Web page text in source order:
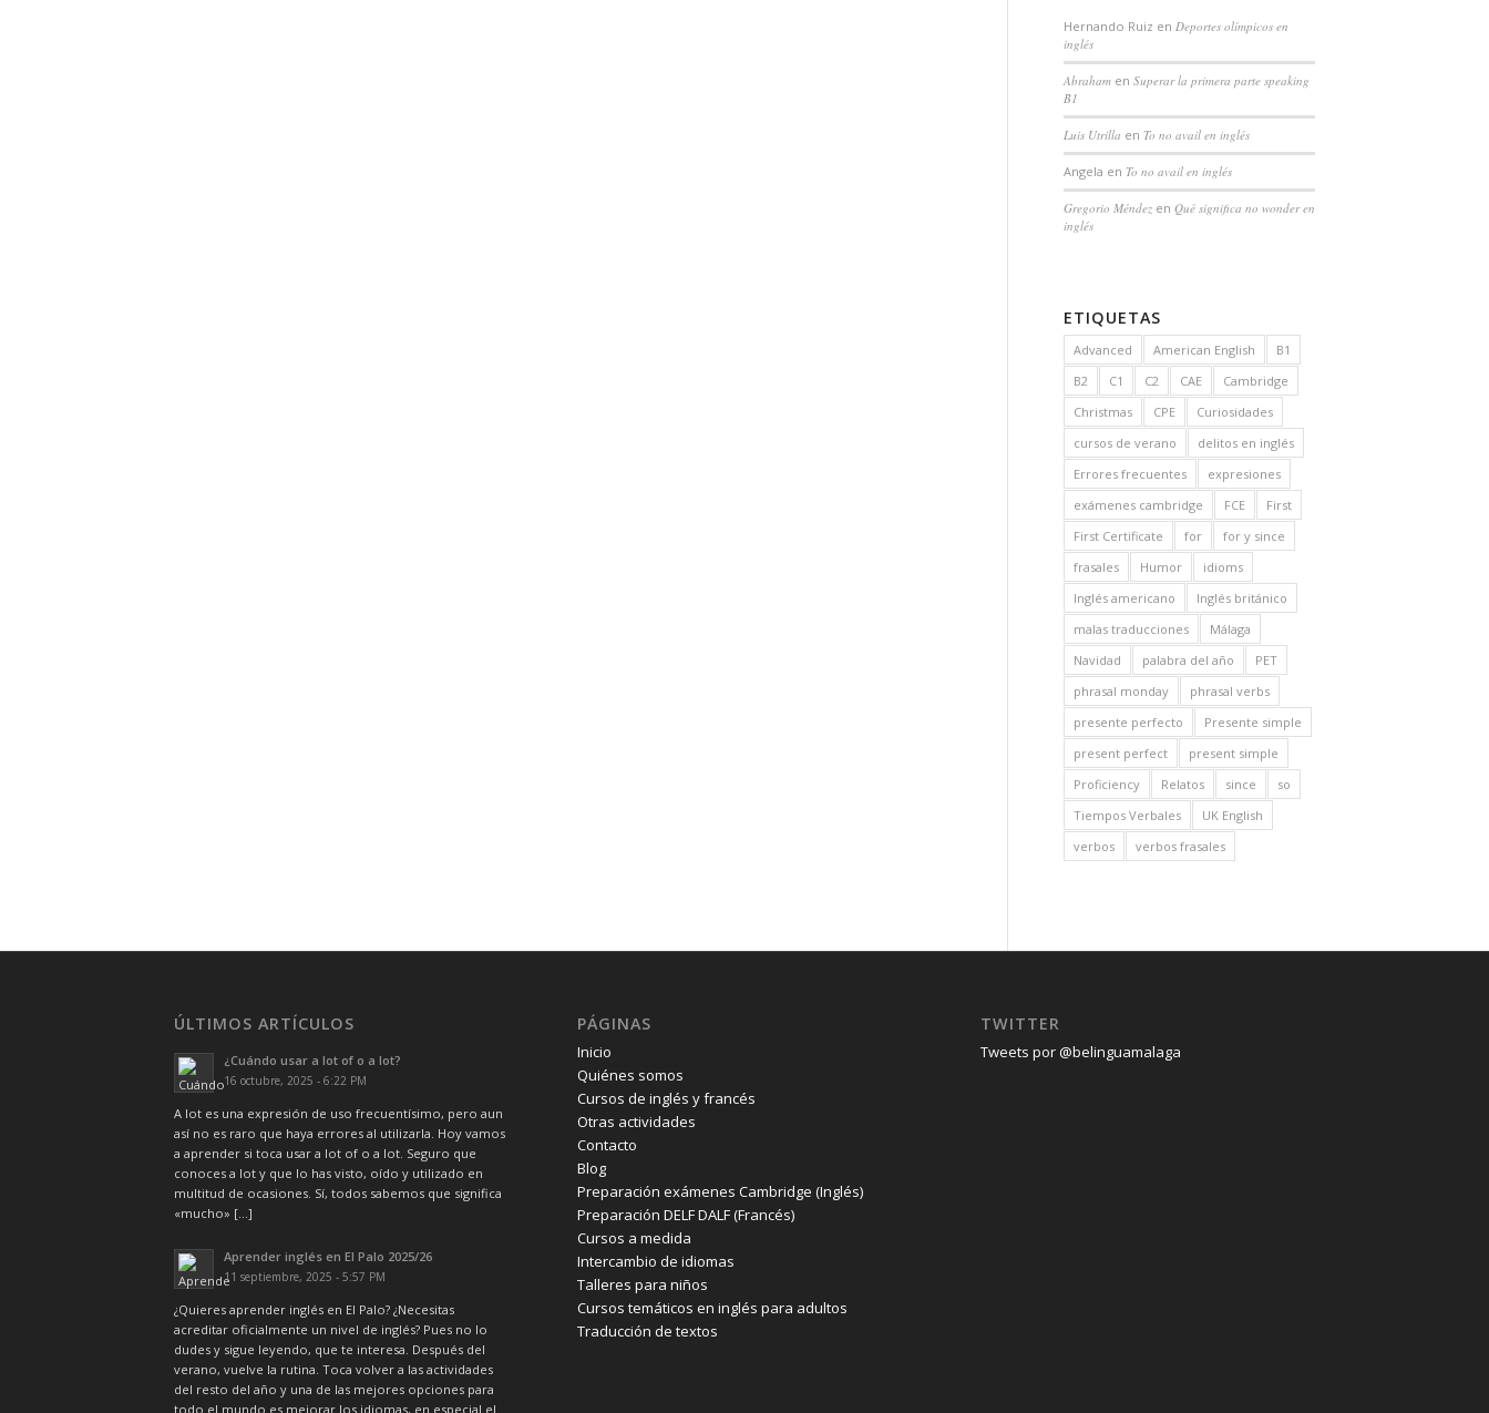
Hernando Ruiz en Deportes olímpicos en
inglés
Abrahamen Superar la primera parte speaking
B1
Luis Utrilla en To no avail en inglés
Angela en To no avail en inglés
Gregorio Méndezen Qué significa no wonder en
inglés
ETIQUETAS
Advanced American English
B1
B2
C1 C2 CAE
Cambridge
Christmas
CPE
Curiosidades
cursos de verano
delitos en inglés
Errores frecuentes
expresiones
exámenes cambridge
FCE
First
First Certificate
for
for y since
frasales
Humor
idioms
Inglés americano
Inglés británico
malas traducciones
Málaga
Navidad
palabra del año
PET
phrasal monday
phrasal verbs
presente perfecto
Presente simple
present perfect
present simple
Proficiency
Relatos since
so
Tiempos Verbales
UK English
verbos
verbos frasales
ÚLTIMOS ARTÍCULOS
¿Cuándo usar a lot of o a lot?
16 octubre, 2025 - 6:22 PM
A lot es una expresión de uso frecuentísimo, pero aun
así no es raro que haya errores al utilizarla. Hoy vamos
a aprender si toca usar a lot of o a lot. Seguro que
conoces a lot y que lo has visto, oído y utilizado en
multitud de ocasiones. Sí, todos sabemos que significa
«mucho» […]
Aprender inglés en El Palo 2025/26
11 septiembre, 2025 - 5:57 PM
¿Quieres aprender inglés en El Palo? ¿Necesitas
acreditar oficialmente un nivel de inglés? Pues no lo
dudes y sigue leyendo, que te interesa. Después del
verano, vuelve la rutina. Toca volver a las actividades
del resto del año y una de las mejores opciones para
todo el mundo es mejorar los idiomas, en especial el
PÁGINAS
Inicio
Quiénes somos
Cursos de inglés y francés
Otras actividades
Contacto
Blog
Preparación exámenes Cambridge (Inglés)
Preparación DELF DALF (Francés)
Cursos a medida
Intercambio de idiomas
Talleres para niños
Cursos temáticos en inglés para adultos
Traducción de textos
TWITTER
Tweets por @belinguamalaga